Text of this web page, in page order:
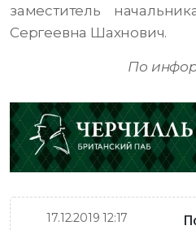
заместитель
Сергеевна Шахнович.
По
17.12.2019 12:17